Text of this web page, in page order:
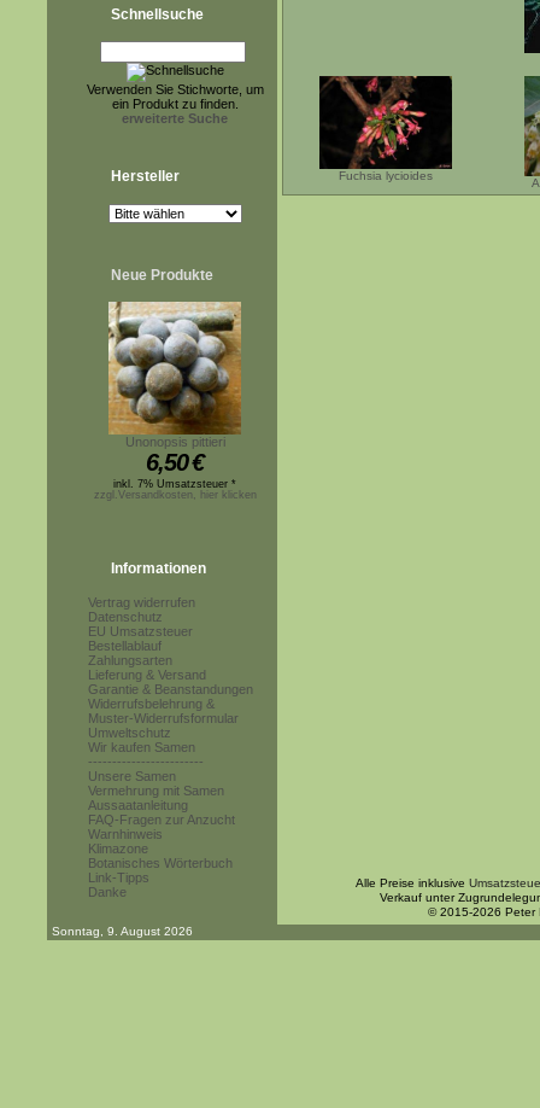
Schnellsuche
Verwenden Sie Stichworte, um
ein Produkt zu finden.
erweiterte Suche
Hersteller
Neue Produkte
Unonopsis pittieri
6,50€
inkl. 7% Umsatzsteuer *
zzgl.Versandkosten, hier klicken
Informationen
Vertrag widerrufen
Datenschutz
EU Umsatzsteuer
Bestellablauf
Zahlungsarten
Lieferung & Versand
Garantie & Beanstandungen
Widerrufsbelehrung &
Muster-Widerrufsformular
Umweltschutz
Wir kaufen Samen
------------------------
Unsere Samen
Vermehrung mit Samen
Aussaatanleitung
FAQ-Fragen zur Anzucht
Warnhinweis
Klimazone
Botanisches Wörterbuch
Link-Tipps
Danke
Fuchsia lycioides
Alle Preise inklusive
Verkauf unter
© 2015-2026 Peter
Sonntag, 9. August 2026